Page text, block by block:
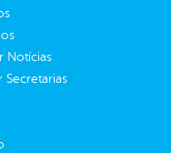
Notícias
Secretarias